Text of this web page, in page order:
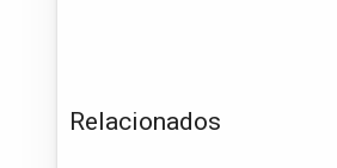
Relacionados